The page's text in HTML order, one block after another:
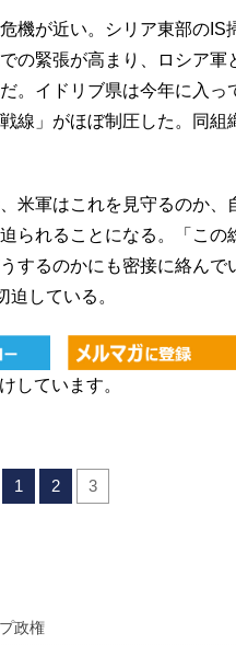
機が近い。シリア東部のIS
の緊張が高まり、ロシア軍
。イドリブ県は今年に入っ
線」がほぼ制圧した。同組
米軍はこれを見守るのか、
られることになる。「この
するのかにも密接に絡んで
している。
しています。
1 2 3
政権